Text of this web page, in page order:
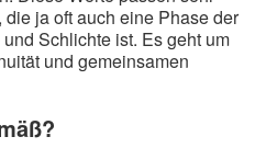
ja oft auch eine Phase der
Schlichte ist. Es geht um
und gemeinsamen